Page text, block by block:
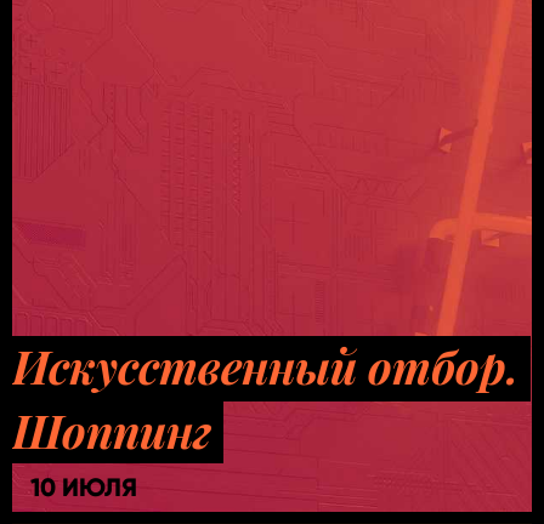
Искусственный отбор.
Шоппинг
10 ИЮЛЯ